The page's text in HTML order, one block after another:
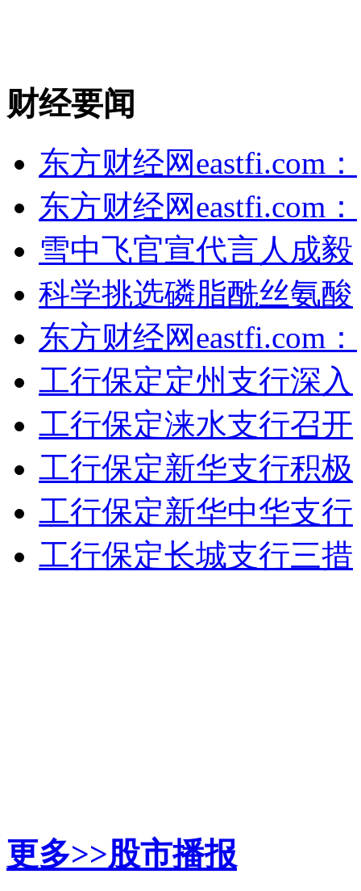
财经要闻
东方财经网eastfi.com：
东方财经网eastfi.com：
雪中飞官宣代言人成毅
科学挑选磷脂酰丝氨酸
东方财经网eastfi.com：
工行保定定州支行深入
工行保定涞水支行召开
工行保定新华支行积极
工行保定新华中华支行
工行保定长城支行三措
更多>>股市播报